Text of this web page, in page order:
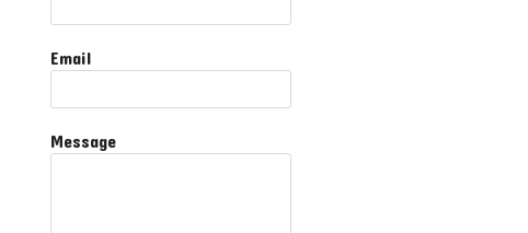
Email
Message